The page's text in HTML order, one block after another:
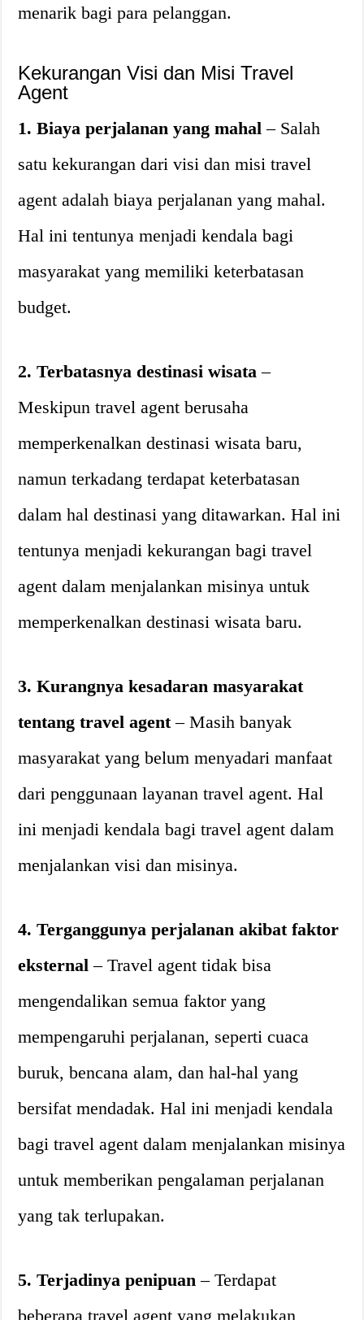
menarik bagi para pelanggan.
Kekurangan Visi dan Misi Travel
Agent
1. Biaya perjalanan yang mahal – Salah
satu kekurangan dari visi dan misi travel
agent adalah biaya perjalanan yang mahal.
Hal ini tentunya menjadi kendala bagi
masyarakat yang memiliki keterbatasan
budget.
2. Terbatasnya destinasi wisata –
Meskipun travel agent berusaha
memperkenalkan destinasi wisata baru,
namun terkadang terdapat keterbatasan
dalam hal destinasi yang ditawarkan. Hal ini
tentunya menjadi kekurangan bagi travel
agent dalam menjalankan misinya untuk
memperkenalkan destinasi wisata baru.
3. Kurangnya kesadaran masyarakat
tentang travel agent– Masih banyak
masyarakat yang belum menyadari manfaat
dari penggunaan layanan travel agent. Hal
ini menjadi kendala bagi travel agent dalam
menjalankan visi dan misinya.
4. Terganggunya perjalanan akibat faktor
eksternal – Travel agent tidak bisa
mengendalikan semua faktor yang
mempengaruhi perjalanan, seperti cuaca
buruk, bencana alam, dan hal-hal yang
bersifat mendadak. Hal ini menjadi kendala
bagi travel agent dalam menjalankan misinya
untuk memberikan pengalaman perjalanan
yang tak terlupakan.
5. Terjadinya penipuan – Terdapat
beberapa travel agent yang melakukan